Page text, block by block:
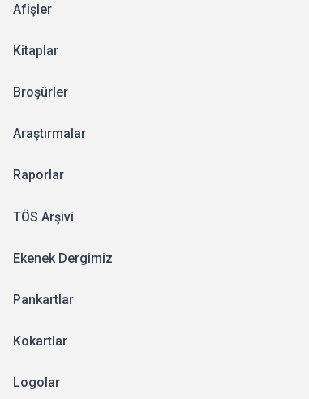
Afişler
Kitaplar
Broşürler
Araştırmalar
Raporlar
TÖS Arşivi
Ekenek Dergimiz
Pankartlar
Kokartlar
Logolar